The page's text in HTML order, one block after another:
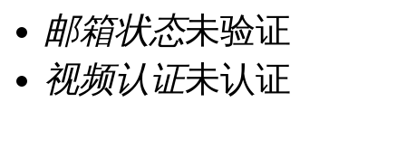
邮箱状态未验证
视频认证未认证